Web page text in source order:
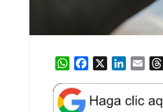
W
a
t
e
k